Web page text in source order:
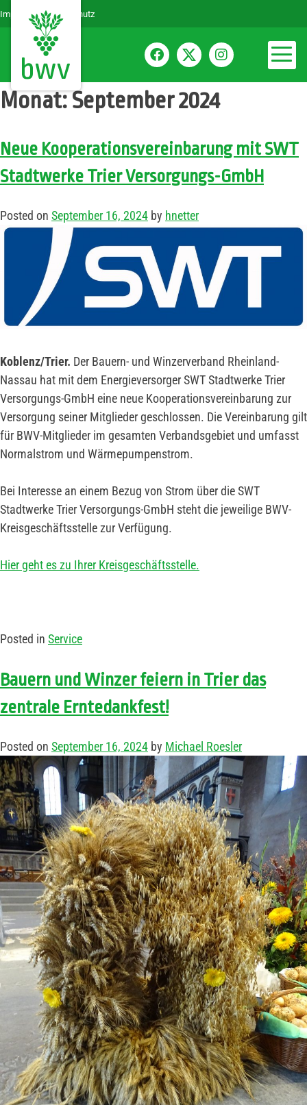
ImpressumDatenschutz
Monat: September 2024
Neue Kooperationsvereinbarung mit SWT
Stadtwerke Trier Versorgungs-GmbH
Posted on September 16, 2024 by hnetter
Koblenz/Trier. Der Bauern- und Winzerverband Rheinland-
Nassau hat mit dem Energieversorger SWT Stadtwerke Trier
Versorgungs-GmbH eine neue Kooperationsvereinbarung zur
Versorgung seiner Mitglieder geschlossen. Die Vereinbarung gilt
für BWV-Mitglieder im gesamten Verbandsgebiet und umfasst
Normalstrom und Wärmepumpenstrom.
Bei Interesse an einem Bezug von Strom über die SWT
Stadtwerke Trier Versorgungs-GmbH steht die jeweilige BWV-
Kreisgeschäftsstelle zur Verfügung.
Hier geht es zu Ihrer Kreisgeschäftsstelle.
Posted in Service
Bauern und Winzer feiern in Trier das
zentrale Erntedankfest!
Posted on September 16, 2024 by Michael Roesler